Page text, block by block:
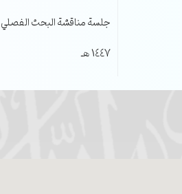
جلسة مناقشة البحث الفصلي
1447 هـ